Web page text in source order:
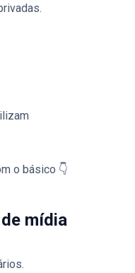
o básico 👇
mídia